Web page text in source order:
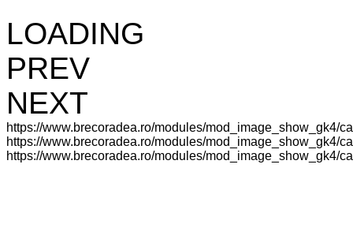
LOADING
PREV
NEXT
https://www.brecoradea.ro/modules/mod_image_show_gk4/
https://www.brecoradea.ro/modules/mod_image_show_gk4/
https://www.brecoradea.ro/modules/mod_image_show_gk4/